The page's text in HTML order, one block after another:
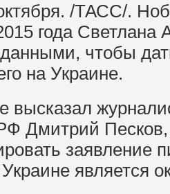
/ТАСС/.
года Светлана
данными, чтобы
на Украине.
высказал
Дмитрий Песков,
заявление
является